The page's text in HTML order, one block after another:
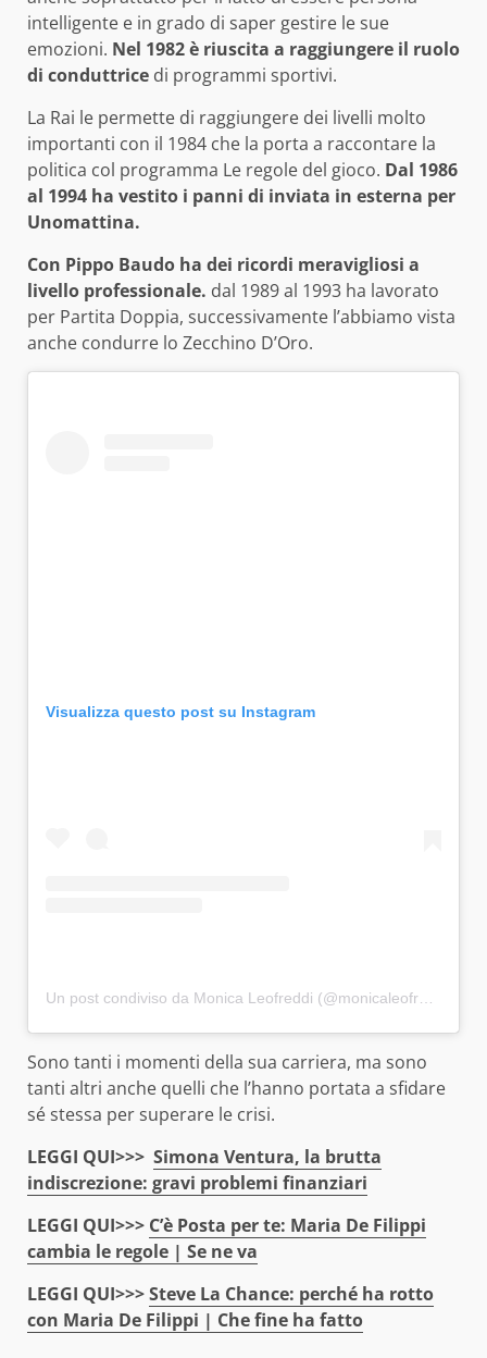
intelligente e in grado di saper gestire le sue
emozioni. Nel 1982 è riuscita a raggiungere il ruolo
di conduttrice di programmi sportivi.
La Rai le permette di raggiungere dei livelli molto
importanti con il 1984 che la porta a raccontare la
politica col programma Le regole del gioco. Dal 1986
al 1994 ha vestito i panni di inviata in esterna per
Unomattina.
Con Pippo Baudo ha dei ricordi meravigliosi a
livello professionale. dal 1989 al 1993 ha lavorato
per Partita Doppia, successivamente l’abbiamo vista
anche condurre lo Zecchino D’Oro.
Visualizza questo post su Instagram
Un post condiviso da Monica Leofreddi (@monicaleofreddi_official)
Sono tanti i momenti della sua carriera, ma sono
tanti altri anche quelli che l’hanno portata a sfidare
sé stessa per superare le crisi.
LEGGI QUI>>> Simona Ventura, la brutta
indiscrezione: gravi problemi finanziari
LEGGI QUI>>> C’è Posta per te: Maria De Filippi
cambia le regole | Se ne va
LEGGI QUI>>>Steve La Chance: perché ha rotto
con Maria De Filippi | Che fine ha fatto